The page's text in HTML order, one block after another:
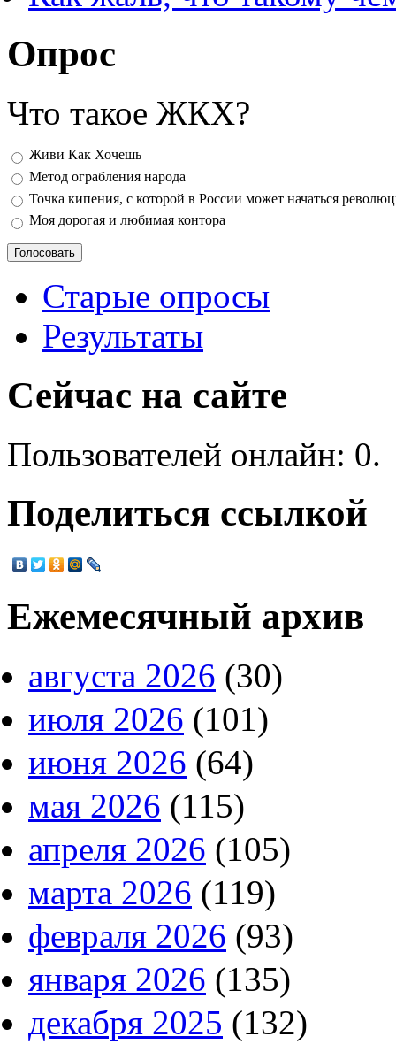
Опрос
Что такое ЖКХ?
Варианты
Живи Как Хочешь
Метод ограбления народа
Точка кипения, с которой в России может начаться
Моя дорогая и любимая контора
Старые опросы
Результаты
Сейчас на сайте
Пользователей онлайн: 0.
Поделиться ссылкой
Ежемесячный архив
августа 2026 (30)
июля 2026 (101)
июня 2026 (64)
мая 2026 (115)
апреля 2026 (105)
марта 2026 (119)
февраля 2026 (93)
января 2026 (135)
декабря 2025 (132)